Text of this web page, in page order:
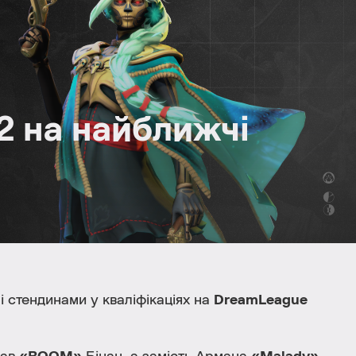
на найближчі
у кваліфікаціях на DreamLeague